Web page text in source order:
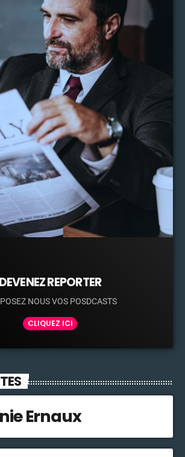
DEVENEZ REPORTER
NOUS VOS POSDCASTS
CLIQUEZ ICI
Ernaux